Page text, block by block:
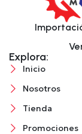
Explora:
Inicio
Nosotros
Tienda
Promociones